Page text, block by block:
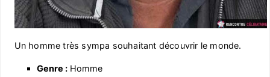
Un homme très sympa souhaitant découvrir le monde.
Genre :Homme